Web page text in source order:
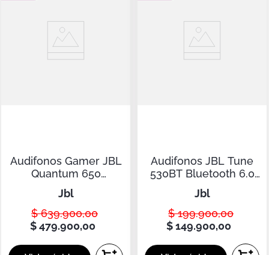
Audifonos Gamer JBL
Quantum 650
Inalambrico Bluetooth
5.3 Sonido Espacial 45
Horas Blanco
jbl
$ 639.900,00
$ 479.900,00
Audifonos JBL Tune
530BT Bluetooth 6.0
On Ear 76 Horas Pure
Bass Multipunto Negro
Original
jbl
$ 199.900,00
$149.900,00